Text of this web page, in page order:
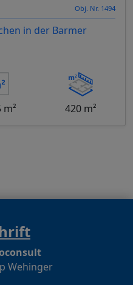
Obj. Nr. 1494
in der Barmer
m² 420 m²
Wehinger